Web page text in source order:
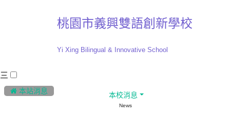
:::
 本站消息
桃園市義興雙語創新學校
Yi Xing Bilingual & Innovative School
三
本校消息
News